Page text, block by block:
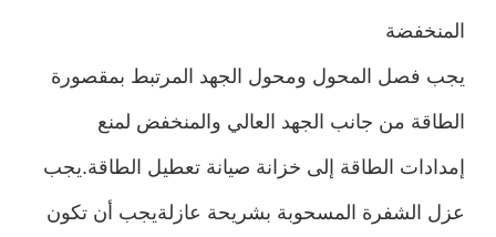
المنخفضة
يجب فصل المحول ومحول الجهد المرتبط بمقصورة
الطاقة من جانب الجهد العالي والمنخفض لمنع
إمدادات الطاقة إلى خزانة صيانة تعطيل الطاقة.يجب
عزل الشفرة المسحوبة بشريحة عازلةيجب أن تكون